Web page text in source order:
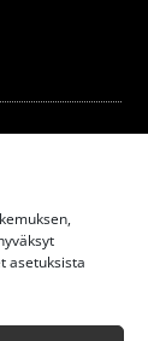
asetuksista